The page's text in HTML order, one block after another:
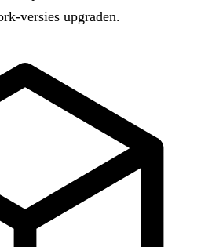
versies upgraden.